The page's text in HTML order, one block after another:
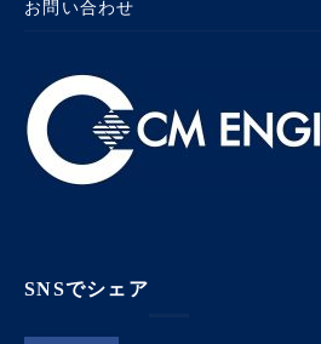
お問い合わせ
SNSでシェア